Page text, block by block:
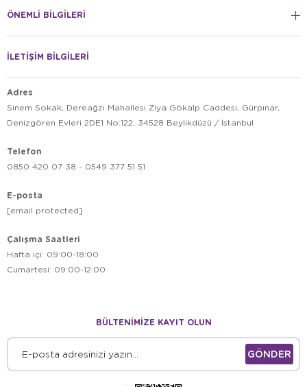
Ferplast ürünleri orijinal mi?
Evcil dostunuza İtalyan kalitesinde bir yaşam alanı sunmak için
Ferplast aksesuarlarını tercih edin. Aradığınız tüm modelleri
avantajıyla hemen sipariş verebilirsiniz!
ÖNEMLİ BİLGİLERİ
İLETİŞİM BİLGİLERİ
Adres
Sinem Sokak, Dereağzı Mahallesi Ziya Gökalp Caddesi, Gürpınar,
Denizgören Evleri 2DE1 No:122, 34528 Beylikdüzü / İstanbul
Telefon
0850 420 07 38 - 0549 377 51 51
E-posta
[email protected]
Çalışma Saatleri
Hafta içi: 09:00-18:00
Cumartesi: 09:00-12:00
BÜLTENİMİZE KAYIT OLUN
GÖNDER